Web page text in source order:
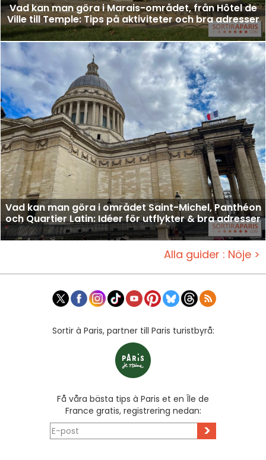
Vad kan man göra i Marais-området, från Hôtel de
Ville till Temple: Tips på aktiviteter och bra adresser
Vad kan man göra i området Saint-Michel, Panthéon
och Quartier Latin: Idéer för utflykter & bra adresser
Alla guider : Nöje >
Sortir à Paris, partner till Paris turistbyrå:
Få våra bästa tips à Paris et en Île de
France gratis, registrering nedan:
>